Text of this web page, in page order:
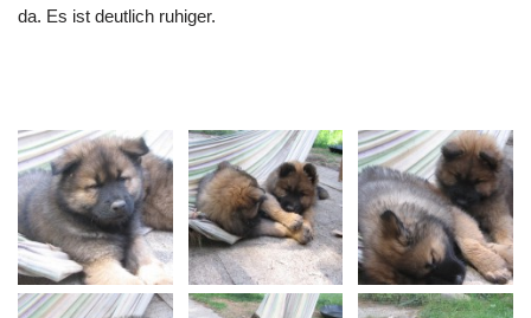
da. Es ist deutlich ruhiger.